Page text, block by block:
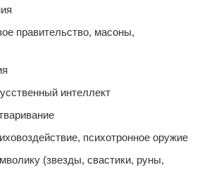
правительство, масоны,
интеллект
психотронное оружие
(звезды, свастики, руны,